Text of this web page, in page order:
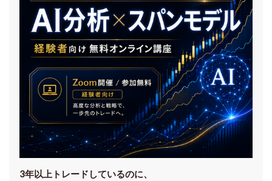
3年以上トレードしているのに、